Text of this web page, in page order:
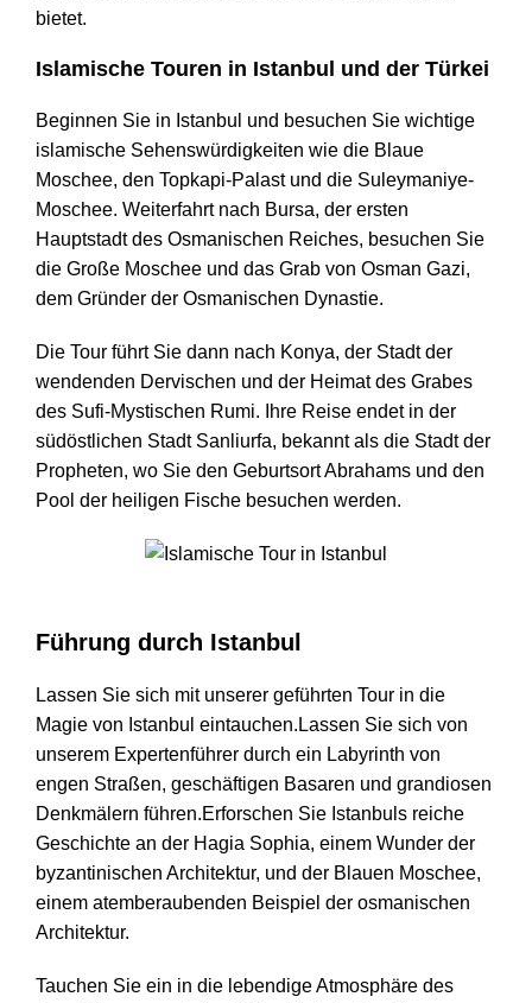
bietet.
Islamische Touren in Istanbul und der Türkei
Beginnen Sie in Istanbul und besuchen Sie wichtige
islamische Sehenswürdigkeiten wie die Blaue
Moschee, den Topkapi-Palast und die Suleymaniye-
Moschee. Weiterfahrt nach Bursa, der ersten
Hauptstadt des Osmanischen Reiches, besuchen Sie
die Große Moschee und das Grab von Osman Gazi,
dem Gründer der Osmanischen Dynastie.
Die Tour führt Sie dann nach Konya, der Stadt der
wendenden Dervischen und der Heimat des Grabes
des Sufi-Mystischen Rumi. Ihre Reise endet in der
südöstlichen Stadt Sanliurfa, bekannt als die Stadt der
Propheten, wo Sie den Geburtsort Abrahams und den
Pool der heiligen Fische besuchen werden.
Führung durch Istanbul
Lassen Sie sich mit unserer geführten Tour in die
Magie von Istanbul eintauchen.Lassen Sie sich von
unserem Expertenführer durch ein Labyrinth von
engen Straßen, geschäftigen Basaren und grandiosen
Denkmälern führen.Erforschen Sie Istanbuls reiche
Geschichte an der Hagia Sophia, einem Wunder der
byzantinischen Architektur, und der Blauen Moschee,
einem atemberaubenden Beispiel der osmanischen
Architektur.
Tauchen Sie ein in die lebendige Atmosphäre des